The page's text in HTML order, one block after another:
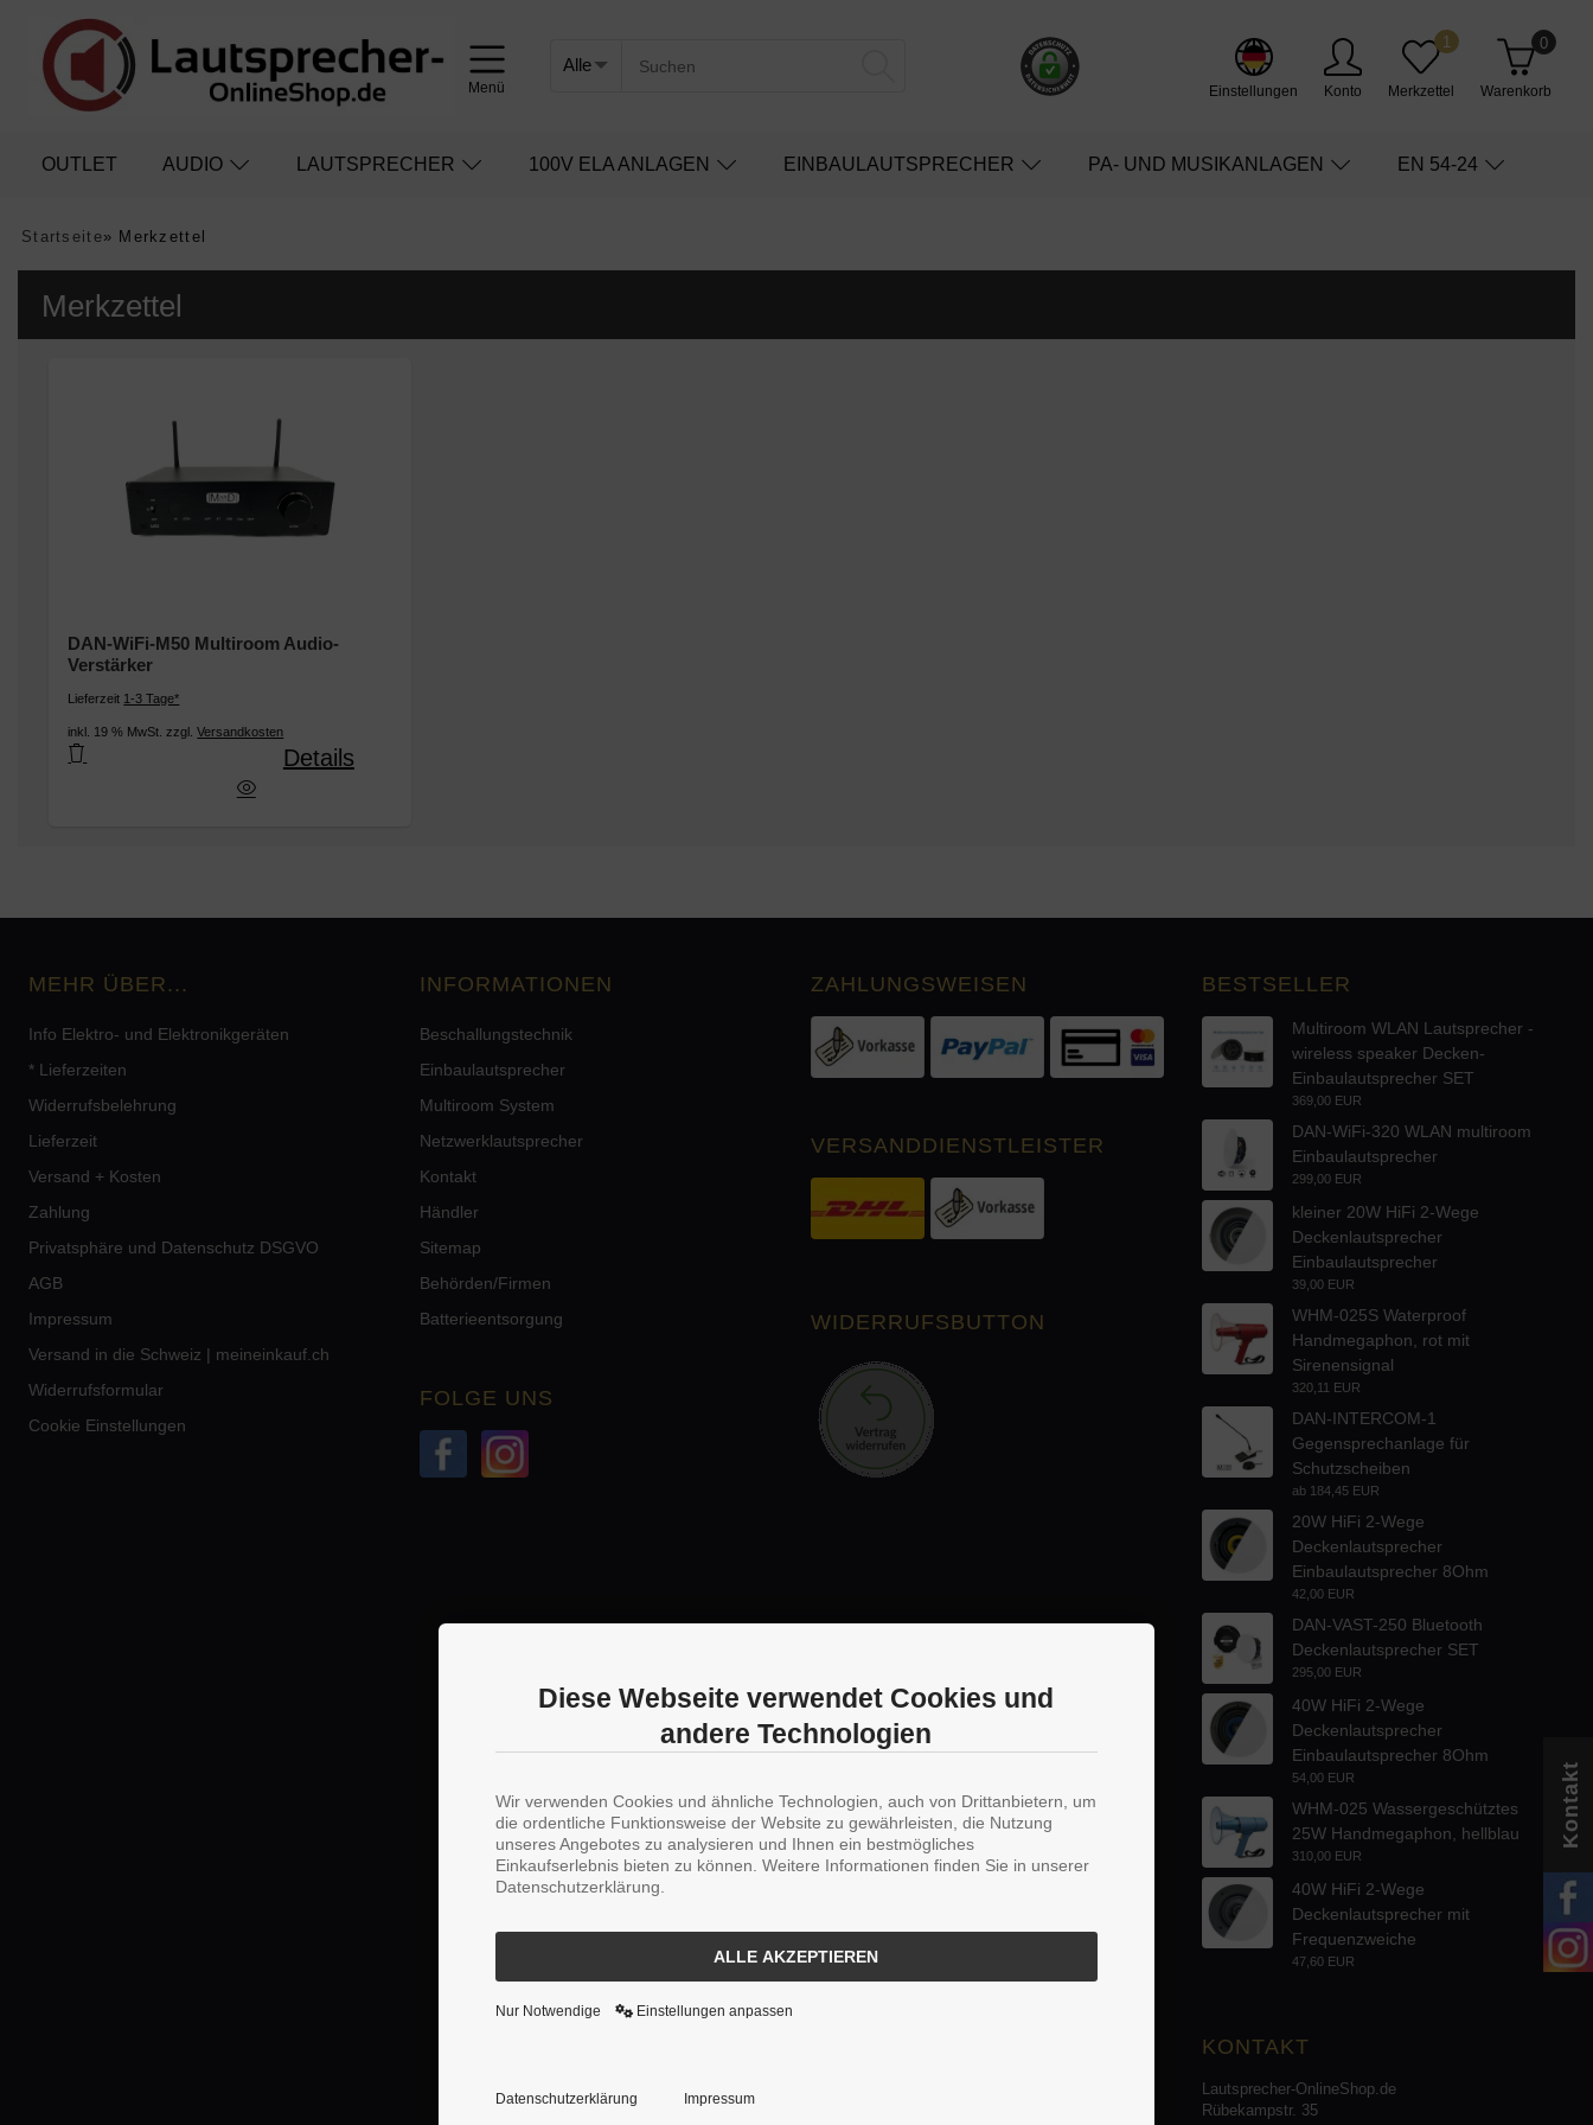
Menü Einstellungen Konto Merkzettel
1
Warenkorb
0
OUTLET AUDIO LAUTSPRECHER 100V ELA ANLAGEN EINBAULAUTSPRECHER PA- UND MUSIKANLAGEN EN 54-24
Startseite» Merkzettel
Merkzettel
DAN-WiFi-M50 Multiroom Audio-
Verstärker
Lieferzeit 1-3 Tage*
inkl. 19 % MwSt. zzgl.Versandkosten
DAN-WiFi-M50 Multiroom Audio-Verstärker
Details
MEHR ÜBER...
Info Elektro- und Elektronikgeräten
* Lieferzeiten
Widerrufsbelehrung
Lieferzeit
Versand + Kosten
Zahlung
Privatsphäre und Datenschutz DSGVO
AGB
Impressum
Versand in die Schweiz | meineinkauf.ch
Widerrufsformular
Cookie Einstellungen
INFORMATIONEN
Beschallungstechnik
Einbaulautsprecher
Multiroom System
Netzwerklautsprecher
Kontakt
Händler
Sitemap
Behörden/Firmen
Batterieentsorgung
FOLGE UNS
Kontakt
ZAHLUNGSWEISEN
VERSANDDIENSTLEISTER
WIDERRUFSBUTTON
BESTSELLER
Multiroom WLAN Lautsprecher -
wireless speaker Decken-
Einbaulautsprecher SET
369,00 EUR
DAN-WiFi-320 WLAN multiroom
Einbaulautsprecher
299,00 EUR
kleiner 20W HiFi 2-Wege
Deckenlautsprecher
Einbaulautsprecher
39,00 EUR
WHM-025S Waterproof
Handmegaphon, rot mit
Sirenensignal
320,11 EUR
DAN-INTERCOM-1
Gegensprechanlage für
Schutzscheiben
ab 184,45 EUR
20W HiFi 2-Wege
Deckenlautsprecher
Einbaulautsprecher 8Ohm
42,00 EUR
DAN-VAST-250 Bluetooth
Deckenlautsprecher SET
295,00 EUR
40W HiFi 2-Wege
Deckenlautsprecher
Einbaulautsprecher 8Ohm
54,00 EUR
WHM-025 Wassergeschütztes
25W Handmegaphon, hellblau
310,00 EUR
40W HiFi 2-Wege
Deckenlautsprecher mit
Frequenzweiche
47,60 EUR
KONTAKT
Lautsprecher-OnlineShop.de
Rübekampstr. 35
Diese Webseite verwendet Cookies und
andere Technologien
Wir verwenden Cookies und ähnliche Technologien, auch von Drittanbietern, um
die ordentliche Funktionsweise der Website zu gewährleisten, die Nutzung
unseres Angebotes zu analysieren und Ihnen ein bestmögliches
Einkaufserlebnis bieten zu können. Weitere Informationen finden Sie in unserer
Datenschutzerklärung.
ALLE AKZEPTIEREN
Nur Notwendige Einstellungen anpassen
Datenschutzerklärung Impressum